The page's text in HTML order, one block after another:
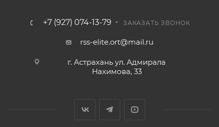
+7 (927) 074-13-79 ЗАКАЗАТЬ ЗВОНОК
rss-elite.ort@mail.ru
г. Астрахань ул. Адмирала
Нахимова, 33